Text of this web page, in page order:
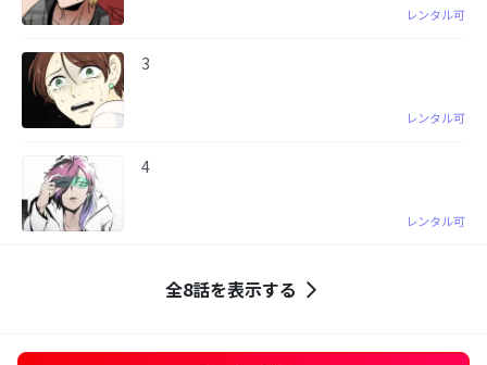
レンタル可
3
レンタル可
4
レンタル可
全8話を表示する